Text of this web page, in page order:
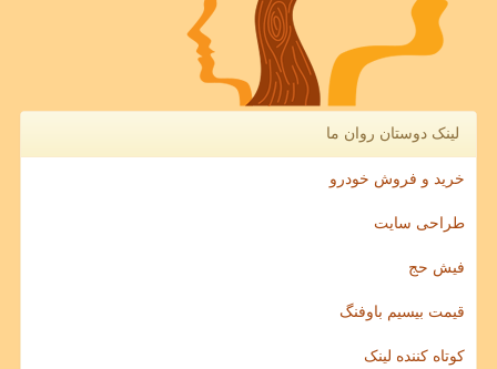
لینک دوستان روان ما
خرید و فروش خودرو
طراحی سایت
فیش حج
قیمت بیسیم باوفنگ
کوتاه کننده لینک